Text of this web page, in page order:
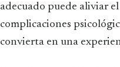
adecuado puede aliviar
complicaciones
convierta en una